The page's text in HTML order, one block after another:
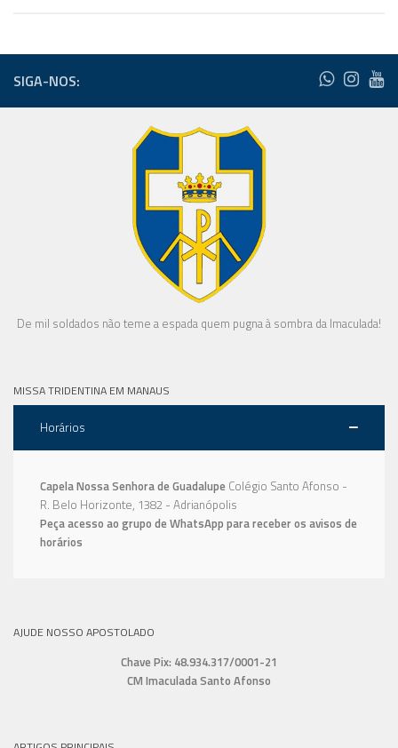
SIGA-NOS:
De mil soldados não teme a espada quem pugna à sombra da Imaculada!
MISSA TRIDENTINA EM MANAUS
Horários
Capela Nossa Senhora de Guadalupe Colégio Santo Afonso -
R. Belo Horizonte, 1382 - Adrianópolis
Peça acesso ao grupo de WhatsApp para receber os avisos de
horários
AJUDE NOSSO APOSTOLADO
Chave Pix: 48.934.317/0001-21
CM Imaculada Santo Afonso